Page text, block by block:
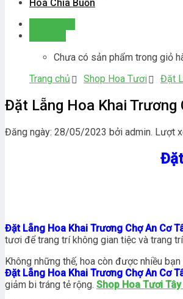
Hoa Chia Buồn
Chưa có sản phẩm trong giỏ
Trang chủ
Shop Hoa Tươi Đặt
Đặt Lẵng Hoa Khai Trương
Đăng ngày: 28/05/2023 bởi admin. Lượt
Đặt Lẵng Hoa Khai Trương Chợ An Cơ
tươi để trang trí không gian tiệc và trang
Không những thế, hoa còn được nhiều
Đặt Lẵng Hoa Khai Trương Chợ An Cơ
giảm bi tráng tẻ rộng. Shop Hoa Tươi